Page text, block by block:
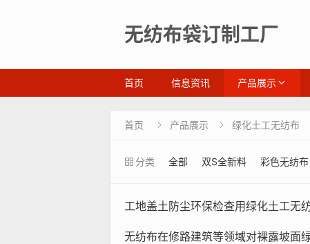
无纺布袋订制工厂
首页 信息资讯 产品展示
首页  产品展示  绿化土工无纺布
分类 全部 双S全新料 彩色无纺布
工地盖土防尘环保检查用绿化土工无
无纺布在修路建筑等领域对裸露坡面